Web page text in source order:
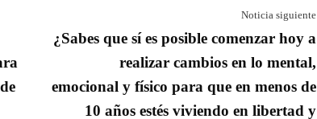
Noticia siguiente
¿Sabes que sí es posible comenzar hoy a
realizar cambios en lo mental,
emocional y físico para que en menos de
10 años estés viviendo en libertad y